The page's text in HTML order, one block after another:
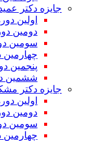
جایزه دکتر
اولین
دومین
سومین
چهارمین
پنجمین
ششمین
جایزه دکتر
اولین
دومین
سومین
چهارمین